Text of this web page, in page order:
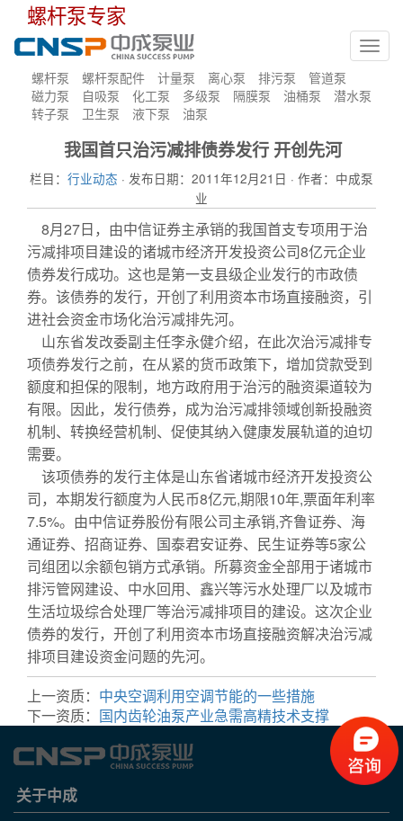
螺杆泵专家
螺杆泵 螺杆泵配件 计量泵 离心泵 排污泵
管道泵
磁力泵
自吸泵 化工泵 多级泵 隔膜泵 油桶泵
潜水泵
转子泵
卫生泵 液下泵 油泵
我国首只治污减排债券发行 开创先河
栏目： 行业动态 · 发布日期：2011年12月21日 · 作者：中成泵
业
8月27日，由中信证券主承销的我国首支专项用于治
污减排项目建设的诸城市经济开发投资公司8亿元企业
债券发行成功。这也是第一支县级企业发行的市政债
券。该债券的发行，开创了利用资本市场直接融资，引
进社会资金市场化治污减排先河。
山东省发改委副主任李永健介绍，在此次治污减排专
项债券发行之前，在从紧的货币政策下，增加贷款受到
额度和担保的限制，地方政府用于治污的融资渠道较为
有限。因此，发行债券，成为治污减排领域创新投融资
机制、转换经营机制、促使其纳入健康发展轨道的迫切
需要。
该项债券的发行主体是山东省诸城市经济开发投资公
司，本期发行额度为人民币8亿元,期限10年,票面年利率
7.5%。由中信证券股份有限公司主承销,齐鲁证券、海
通证券、招商证券、国泰君安证券、民生证券等5家公
司组团以余额包销方式承销。所募资金全部用于诸城市
排污管网建设、中水回用、鑫兴等污水处理厂以及城市
生活垃圾综合处理厂等治污减排项目的建设。这次企业
债券的发行，开创了利用资本市场直接融资解决治污减
排项目建设资金问题的先河。
上一资质： 中央空调利用空调节能的一些措施
下一资质： 国内齿轮油泵产业急需高精技术支撑
关于中成